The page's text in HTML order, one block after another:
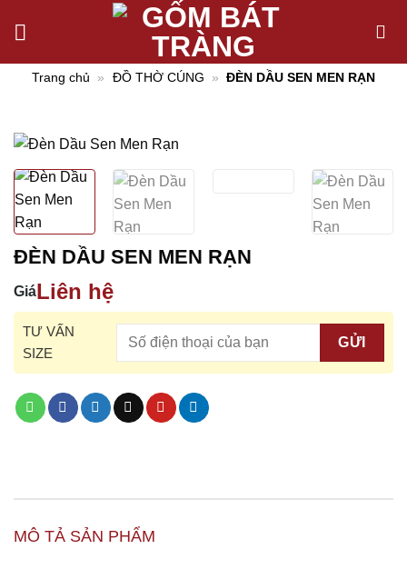
Trang chủ » ĐỒ THỜ CÚNG » ĐÈN DẦU SEN MEN RẠN
ĐÈN DẦU SEN MEN RẠN
GiáLiên hệ
TƯ VẤN
SIZE
MÔ TẢ SẢN PHẨM